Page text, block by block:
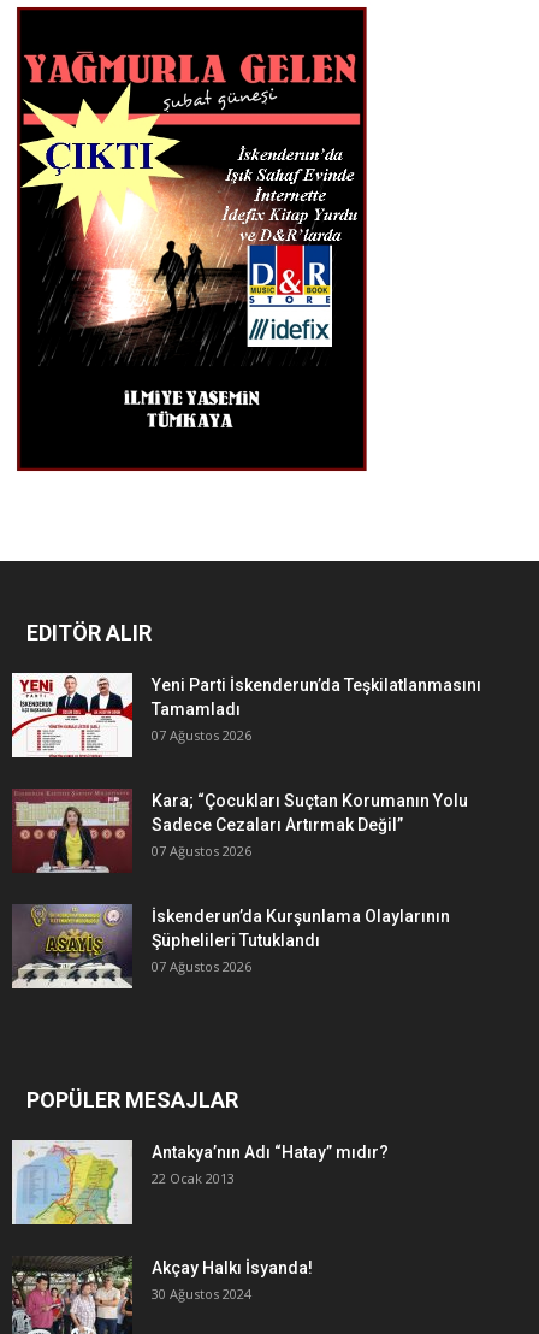
EDITÖR ALIR
Yeni Parti İskenderun’da Teşkilatlanmasını
Tamamladı
07 Ağustos 2026
Kara; “Çocukları Suçtan Korumanın Yolu
Sadece Cezaları Artırmak Değil”
07 Ağustos 2026
İskenderun’da Kurşunlama Olaylarının
Şüphelileri Tutuklandı
07 Ağustos 2026
POPÜLER MESAJLAR
Antakya’nın Adı “Hatay” mıdır?
22 Ocak 2013
Akçay Halkı İsyanda!
30 Ağustos 2024